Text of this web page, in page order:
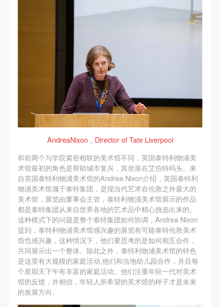
AndreaNixon，Director of Tate Liverpool
和前两个与学院紧密相联的美术馆不同，英国泰特利物浦美
术馆最初的角色是帮助城市复兴，其坐落在艾伯特码头。来
自英国泰特利物浦美术馆的Andrea Nixon介绍，英国泰特利
物浦美术馆属于泰特集团，是现当代艺术在伦敦之外最大的
美术馆，展览由董事会主管，泰特利物浦美术馆展示的作品
都是泰特集团从来自世界各地的艺术品中精心挑选出来的。
这种模式下的问题是整个泰特集团如何协调，Andrea Nixon
提到，泰特利物浦美术馆感兴趣的展览有可能泰特伦敦美术
馆也感兴趣，这种情况下，他们要思考的是如何相互合作，
共同展示出一个整体。除此之外，泰特利物浦美术馆的特色
是这里有大规模的家庭活动,他们和当地幼儿园合作，并且每
个星期天下午有丰富的家庭活动。他们注重年轻一代对美术
馆的反馈，并相信，年轻人所希望的美术馆的样子才是未来
的发展方向。
带有甲方肖像作品的拍摄费用由乙方承担。
乙方于拍摄完带有甲方肖像的作品无需支付甲方任何
（1）、本协议未尽事宜，经双方友好协商后可作为
本协议的补充协议，并不得违反相关法律法规规定。
（2）、本协议自甲乙双方签字（盖章）、勾选之日
（3）、本协议包括纸质档和电子档，纸质档—式二
份，甲乙双方各执一份，均具有同等法律效力。
活动参与者意味着接受并承担本协议的全部义务，未
同意者意味着放弃参加此次活动的权利。凡参加这次
活动前，必须事先与自己的家属沟通，取得家属同
意，同时知晓并同意本免责声明。参加者签名/勾选
后，视作其家属也已知晓并同意。
我已认真阅读上述条款，并且同意。
带有甲方肖像作品的拍摄费用由乙方承担。
乙方于拍摄完带有甲方肖像的作品无需支付甲方任何
（1）、本协议未尽事宜，经双方友好协商后可作为
本协议的补充协议，并不得违反相关法律法规规定。
（2）、本协议自甲乙双方签字（盖章）、勾选之日
（3）、本协议包括纸质档和电子档，纸质档—式二
份，甲乙双方各执一份，均具有同等法律效力。
活动参与者意味着接受并承担本协议的全部义务，未
同意者意味着放弃参加此次活动的权利。凡参加这次
活动前，必须事先与自己的家属沟通，取得家属同
意，同时知晓并同意本免责声明。参加者签名/勾选
后，视作其家属也已知晓并同意。
我已认真阅读上述条款，并且同意。
带有甲方肖像作品的拍摄费用由乙方承担。
乙方于拍摄完带有甲方肖像的作品无需支付甲方任何
（1）、本协议未尽事宜，经双方友好协商后可作为
本协议的补充协议，并不得违反相关法律法规规定。
（2）、本协议自甲乙双方签字（盖章）、勾选之日
（3）、本协议包括纸质档和电子档，纸质档—式二
份，甲乙双方各执一份，均具有同等法律效力。
活动参与者意味着接受并承担本协议的全部义务，未
同意者意味着放弃参加此次活动的权利。凡参加这次
活动前，必须事先与自己的家属沟通，取得家属同
意，同时知晓并同意本免责声明。参加者签名/勾选
后，视作其家属也已知晓并同意。
我已认真阅读上述条款，并且同意。